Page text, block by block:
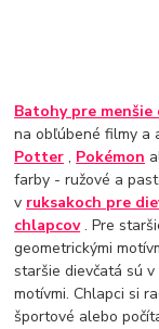
Batohy pre menšie
na obľúbené filmy a
Potter , Pokémon
farby - ružové a
v ruksakoch pre
chlapcov. Pre
geometrickými
staršie dievčatá sú
motívmi. Chlapci si
športové alebo